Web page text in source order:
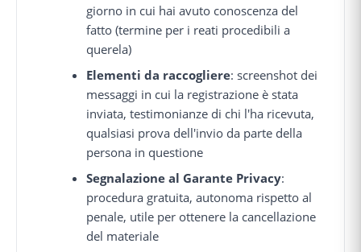
giorno in cui hai avuto conoscenza del
fatto (termine per i reati procedibili a
querela)
Elementi da raccogliere: screenshot dei
messaggi in cui la registrazione è stata
inviata, testimonianze di chi l'ha ricevuta,
qualsiasi prova dell'invio da parte della
persona in questione
Segnalazione al Garante Privacy:
procedura gratuita, autonoma rispetto al
penale, utile per ottenere la cancellazione
del materiale